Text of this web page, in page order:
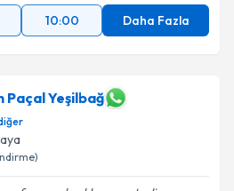
10:00 Daha Fazla
Paçal Yeşilbağ